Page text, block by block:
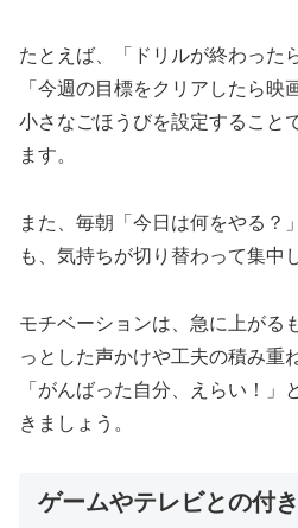
たとえば、「ドリルが終わった
「今週の目標をクリアしたら映
小さなごほうびを設定すること
ます。
また、毎朝「今日は何をやる？
も、気持ちが切り替わって集中
モチベーションは、急に上がる
っとした声かけや工夫の積み重
「がんばった自分、えらい！」
きましょう。
ゲームやテレビとの付